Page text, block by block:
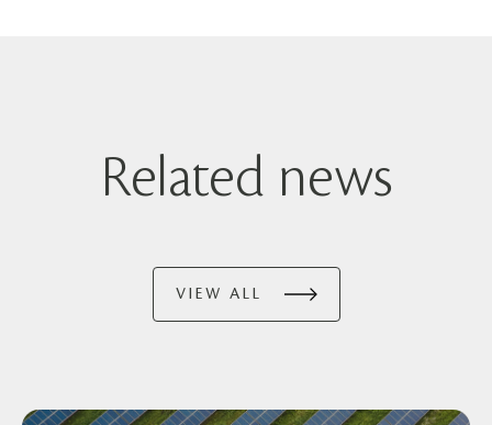
Related news
VIEW ALL